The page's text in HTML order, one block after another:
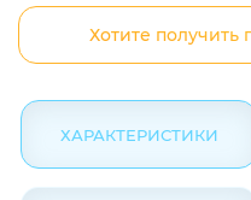
Хотите получить
ХАРАКТЕРИСТИКИ